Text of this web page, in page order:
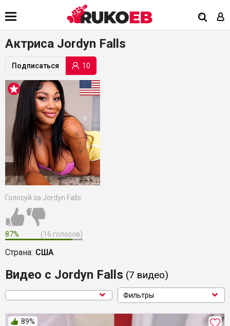
Актриса Jordyn Falls
Подписаться 10
Голосуй за Jordyn Falls:
87% (16 голосов)
Страна: США
Видео с Jordyn Falls (7 видео)
Фильтры
89%